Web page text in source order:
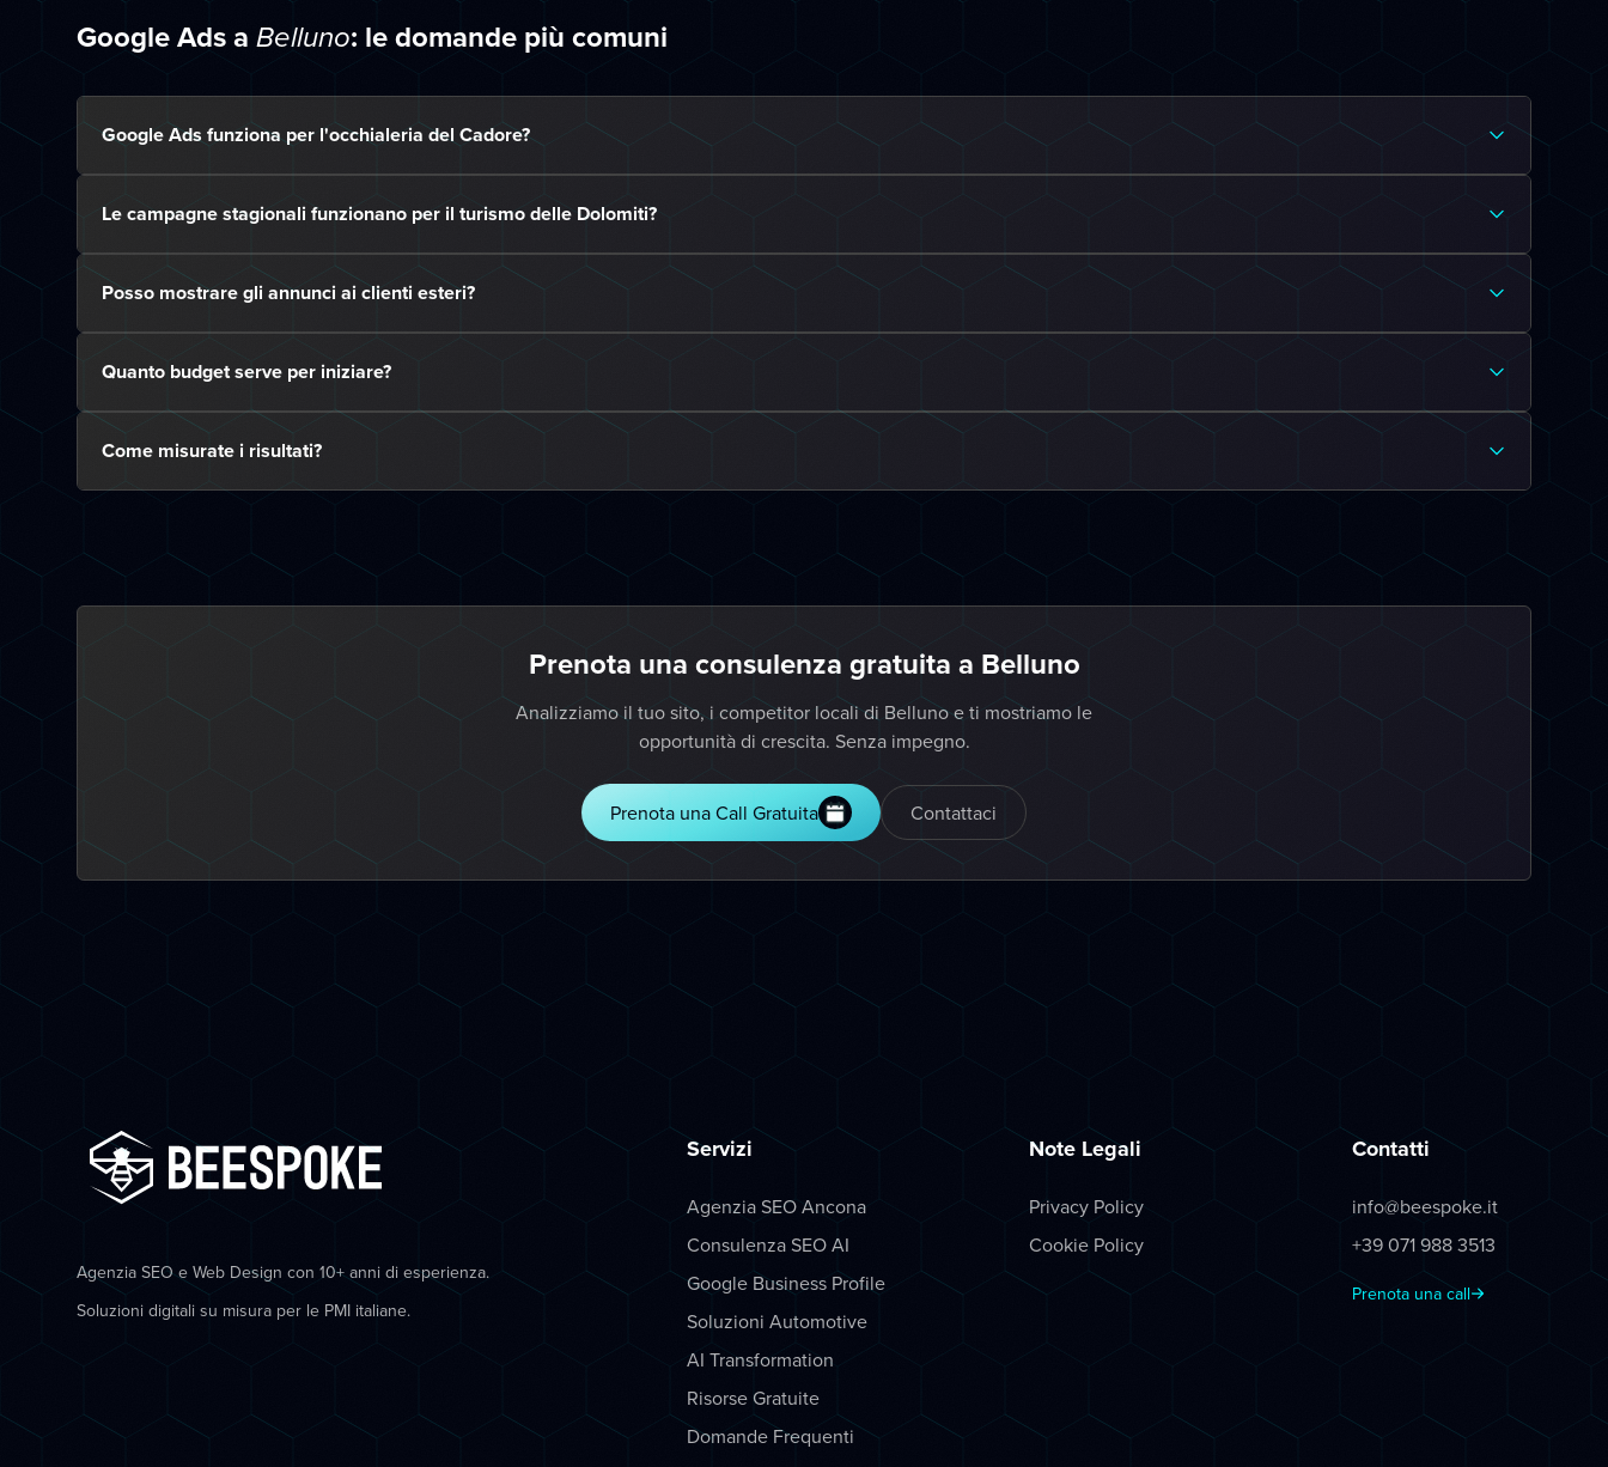
Google Ads a Belluno: le domande più comuni
Google Ads funziona per l'occhialeria del Cadore?
Le campagne stagionali funzionano per il turismo delle Dolomiti?
Posso mostrare gli annunci ai clienti esteri?
Quanto budget serve per iniziare?
Come misurate i risultati?
Prenota una consulenza gratuita a Belluno
Analizziamo il tuo sito, i competitor locali di Belluno e ti mostriamo le
opportunità di crescita. Senza impegno.
Prenota una Call Gratuita Contattaci
Agenzia SEO e Web Design con 10+ anni di esperienza.
Soluzioni digitali su misura per le PMI italiane.
Servizi
Agenzia SEO Ancona
Consulenza SEO AI
Google Business Profile
Soluzioni Automotive
AI Transformation
Risorse Gratuite
Domande Frequenti
Note Legali
Privacy Policy
Cookie Policy
Contatti
info@beespoke.it
+39 071 988 3513
Prenota una call